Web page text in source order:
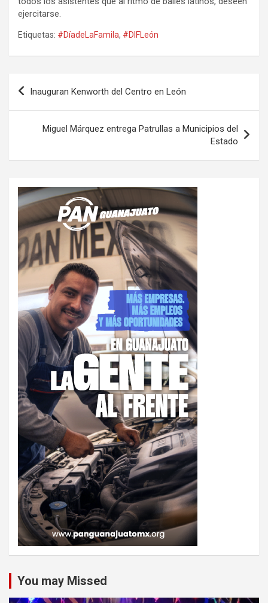
ejercitarse.
Etiquetas: #DíadeLaFamila, #DIFLeón
Navegación
Inauguran Kenworth del Centro en León
Miguel Márquez entrega Patrullas a Municipios del
Estado
You may Missed